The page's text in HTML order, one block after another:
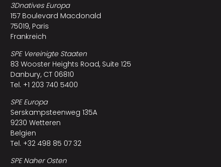
3Dnatives Europa
157 Boulevard Macdonald
75019, Paris
Frankreich
SPE Vereinigte Staaten
83 Wooster Heights Road, Suite 125
Danbury, CT 06810
Tel. +1 203 740 5400
SPE Europa
Serskampsteenweg 135A
9230 Wetteren
Belgien
Tel. +32 498 85 07 32
SPE Naher Osten